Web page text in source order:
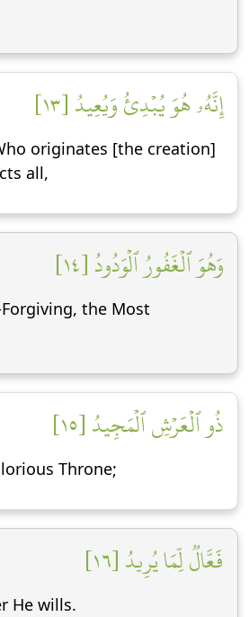
إِنَّهُۥ هُوَ يُبۡدِئُ وَيُعِيدُ [١٣]
originates [the creation]
all,
وَهُوَ ٱلۡغَفُورُ ٱلۡوَدُودُ [١٤]
the Most
ذُو ٱلۡعَرۡشِ ٱلۡمَجِيدُ [١٥]
Throne;
فَعَّالٞ لِّمَا يُرِيدُ [١٦]
He wills.